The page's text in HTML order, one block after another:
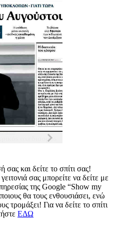
και δείτε το σπίτι σας!
σας μπορείτε να δείτε με
της Google “Show my
θα τους ενθουσιάσει, ενώ
τρομάξει! Για να δείτε το σπίτι
ΕΔΩ